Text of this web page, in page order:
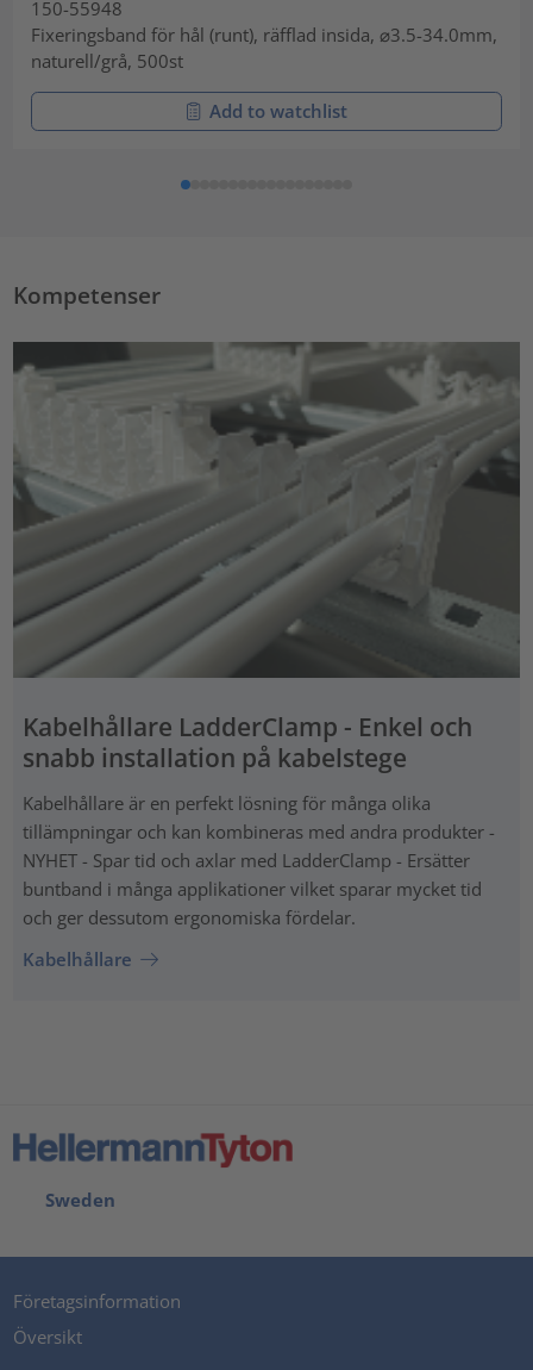
150-55948
Fixeringsband för hål (runt), räfflad insida, ⌀3.5-34.0mm,
naturell/grå, 500st
Add to watchlist
Kompetenser
Kabelhållare LadderClamp - Enkel och
snabb installation på kabelstege
Kabelhållare är en perfekt lösning för många olika
tillämpningar och kan kombineras med andra produkter -
NYHET - Spar tid och axlar med LadderClamp - Ersätter
buntband i många applikationer vilket sparar mycket tid
och ger dessutom ergonomiska fördelar.
Kabelhållare
Sweden
Företagsinformation
Översikt